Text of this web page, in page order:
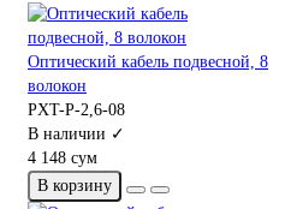
Оптический кабель подвесной, 8
волокон
PXT-P-2,6-08
В наличии ✓
4 148 сум
В корзину